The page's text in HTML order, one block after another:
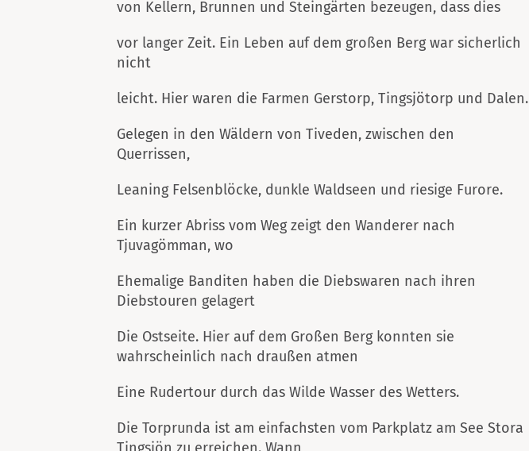
von Kellern, Brunnen und Steingärten bezeugen, dass dies
vor langer Zeit. Ein Leben auf dem großen Berg war sicherlich
nicht
leicht. Hier waren die Farmen Gerstorp, Tingsjötorp und Dalen.
Gelegen in den Wäldern von Tiveden, zwischen den
Querrissen,
Leaning Felsenblöcke, dunkle Waldseen und riesige Furore.
Ein kurzer Abriss vom Weg zeigt den Wanderer nach
Tjuvagömman, wo
Ehemalige Banditen haben die Diebswaren nach ihren
Diebstouren gelagert
Die Ostseite. Hier auf dem Großen Berg konnten sie
wahrscheinlich nach draußen atmen
Eine Rudertour durch das Wilde Wasser des Wetters.
Die Torprunda ist am einfachsten vom Parkplatz am See Stora